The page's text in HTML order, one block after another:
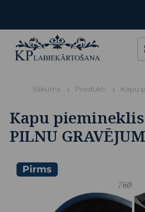
Sākums Produkti Kapu
Kapu piemineklis
PILNU
Pirms